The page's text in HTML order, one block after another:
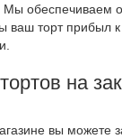
Мы обеспечиваем
ваш торт прибыл
на
вы можете